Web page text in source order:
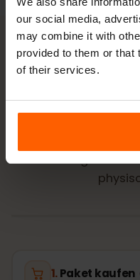
our social media,
may combine it with
provided to them or that
of their services.
eSIM
In wenigen
Paket kaufen